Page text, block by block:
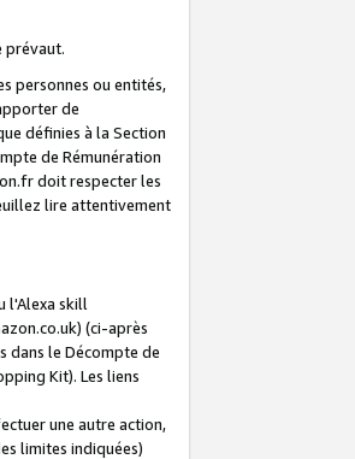
prévaut.
personnes ou entités,
de
définies à la Section
de Rémunération
doit respecter les
lire attentivement
l'Alexa skill
(ci-après
dans le Décompte de
Kit). Les liens
une autre action,
limites indiquées)